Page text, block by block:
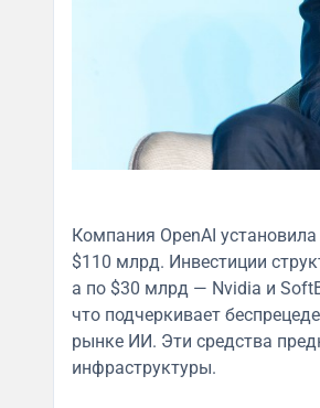
Компания OpenAI
$110 млрд. Инвестиции
а по $30 млрд — Nvidia и
что подчеркивает
рынке ИИ. Эти средства
инфраструктуры.